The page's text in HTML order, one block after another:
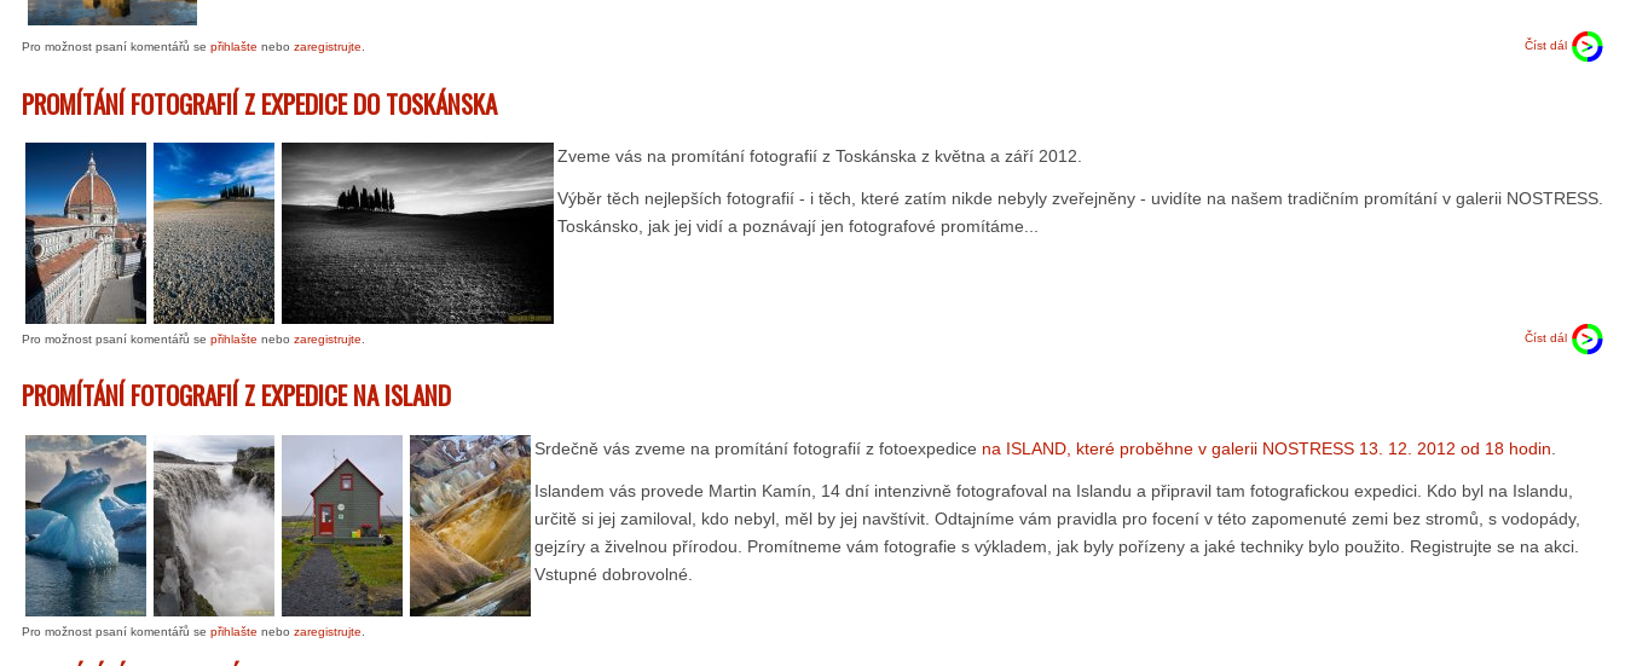
Pro možnost psaní komentářů se přihlašte nebo zaregistrujte Číst dál
PROMÍTÁNÍ FOTOGRAFIÍ Z EXPEDICE DO TOSKÁNSKA
Zveme vás na promítání fotografií z Toskánska z května a září 2012.
Výběr těch nejlepších fotografií - i těch, které zatím nikde nebyly zveřejněny - uvidíte na našem tradičním promítání v galerii NOSTRESS.
Toskánsko, jak jej vidí a poznávají jen fotografové promítáme...
Pro možnost psaní komentářů se přihlašte nebo zaregistrujte Číst dál
PROMÍTÁNÍ FOTOGRAFIÍ Z EXPEDICE NA ISLAND
Srdečně vás zveme na promítání fotografií z fotoexpedice na ISLAND, které proběhne v galerii NOSTRESS 13. 12. 2012 od 18 hodin
Islandem vás provede Martin Kamín, 14 dní intenzivně fotografoval na Islandu a připravil tam fotografickou expedici. Kdo byl na Islandu,
určitě si jej zamiloval, kdo nebyl, měl by jej navštívit. Odtajníme vám pravidla pro focení v této zapomenuté zemi bez stromů, s vodopády,
gejzíry a živelnou přírodou. Promítneme vám fotografie s výkladem, jak byly pořízeny a jaké techniky bylo použito. Registrujte se na akci.
Vstupné dobrovolné.
Pro možnost psaní komentářů se přihlašte nebo zaregistrujte